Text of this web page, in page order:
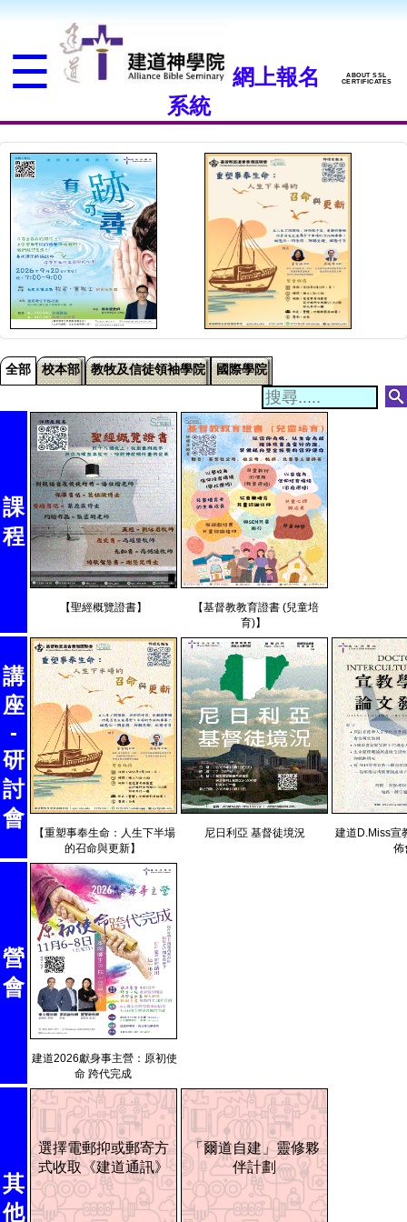
☰
網上報名
系統
ABOUT SSL
CERTIFICATES
主
上
載
文
件
上
載
付
款
收
據
信
用
卡/PayMe/
轉
付
款
全部 校本部 教牧及信徒領袖學院 國際學院
課
程
【聖經概覽證書】
【基督教教育證書 (兒童培
育)】
講
座
-
研
討
會
【重塑事奉生命：人生下半場
的召命與更新】
尼日利亞 基督徒境況
建道D.Miss宣
佈
營
會
建道2026獻身事主營：原初使
命 跨代完成
其
他
選擇電郵抑或郵寄方
式收取《建道通訊》
「爾道自建」靈修夥
伴計劃